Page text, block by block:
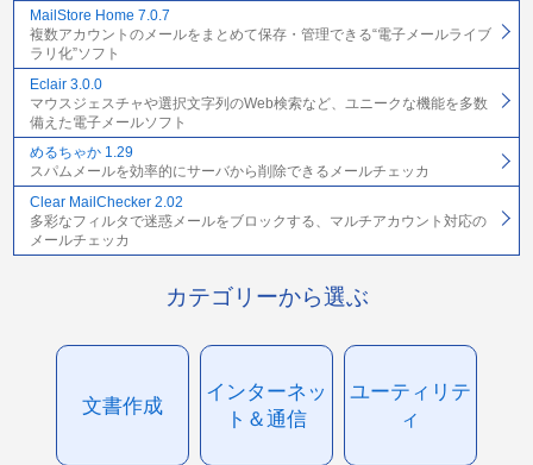
MailStore Home 7.0.7
複数アカウントのメールをまとめて保存・管理できる“電子メールライブ
ラリ化”ソフト
Eclair 3.0.0
マウスジェスチャや選択文字列のWeb検索など、ユニークな機能を多数
備えた電子メールソフト
めるちゃか 1.29
スパムメールを効率的にサーバから削除できるメールチェッカ
Clear MailChecker 2.02
多彩なフィルタで迷惑メールをブロックする、マルチアカウント対応の
メールチェッカ
カテゴリーから選ぶ
文書作成
インターネッ
ト＆通信
ユーティリテ
ィ